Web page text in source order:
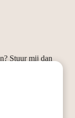
Stuur mij dan